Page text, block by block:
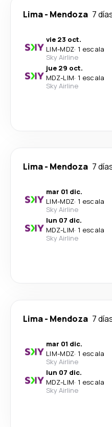
Lima- Mendoza 7
vie 23 oct.
LIM-MDZ· 1 escala
Sky Airline
jue 29 oct.
MDZ-LIM· 1 escala
Sky Airline
Lima- Mendoza 7
mar 01 dic.
LIM-MDZ· 1 escala
Sky Airline
lun 07 dic.
MDZ-LIM· 1 escala
Sky Airline
Lima- Mendoza 7
mar 01 dic.
LIM-MDZ· 1 escala
Sky Airline
lun 07 dic.
MDZ-LIM· 1 escala
Sky Airline